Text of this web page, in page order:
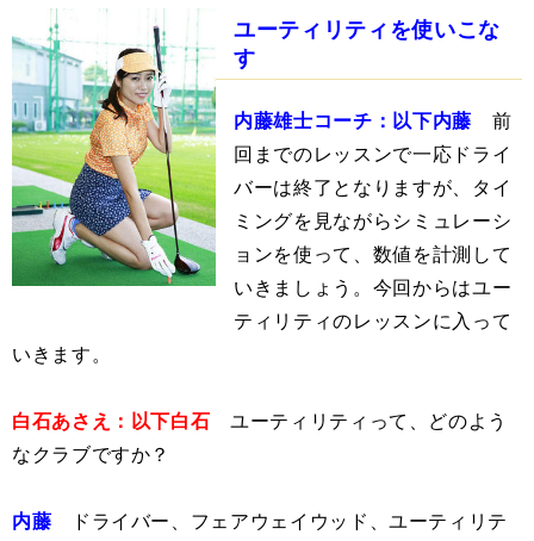
ユーティリティを使いこな
す
内藤雄士コーチ：以下内藤 前
回までのレッスンで一応ドライ
バーは終了となりますが、タイ
ミングを見ながらシミュレーシ
ョンを使って、数値を計測して
いきましょう。今回からはユー
ティリティのレッスンに入って
いきます。
白石あさえ：以下白石 ユーティリティって、どのよう
なクラブですか？
内藤 ドライバー、フェアウェイウッド、ユーティリテ